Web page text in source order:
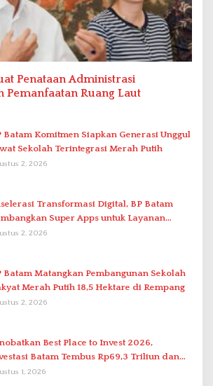
Penataan Administrasi
Pemanfaatan Ruang Laut
Batam Komitmen Siapkan Generasi Unggul
Sekolah Terintegrasi Merah Putih
2, 2026
Transformasi Digital, BP Batam
Super Apps untuk Layanan
2, 2026
Batam Matangkan Pembangunan Sekolah
Merah Putih 18,5 Hektare di Rempang
2, 2026
Best Place to Invest 2026,
Batam Tembus Rp69,3 Triliun dan
Tumbuh 6,76 Persen
1, 2026